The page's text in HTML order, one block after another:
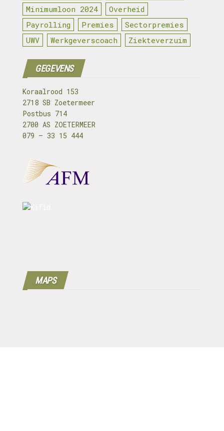
Minimumloon 2024
Overheid
Payrolling
Premies
Sectorpremies
UWV
Werkgeverscoach Ziekteverzuim
GEGEVENS
Koraalrood 153
2718 SB Zoetermeer
Postbus 714
2700 AS ZOETERMEER
079 – 33 15 444
MAPS